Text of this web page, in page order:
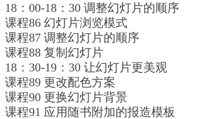
18：00-18：30 调整幻灯片的顺序
课程86 幻灯片浏览模式
课程87 调整幻灯片的顺序
课程88 复制幻灯片
18：30-19：30 让幻灯片更美观
课程89 更改配色方案
课程90 更换幻灯片背景
课程91 应用随书附加的报造模板